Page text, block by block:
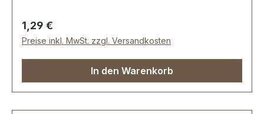
Regulärer Preis:
1,29 €
Preise inkl. MwSt. zzgl. Versandkosten
In den Warenkorb